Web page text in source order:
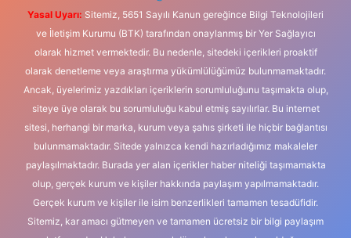
Yasal Uyarı: Sitemiz, 5651 Sayılı Kanun gereğince Bilgi Teknolojileri
ve İletişim Kurumu (BTK) tarafından onaylanmış bir Yer Sağlayıcı
olarak hizmet vermektedir. Bu nedenle, sitedeki içerikleri proaktif
olarak denetleme veya araştırma yükümlülüğümüz bulunmamaktadır.
Ancak, üyelerimiz yazdıkları içeriklerin sorumluluğunu taşımakta olup,
siteye üye olarak bu sorumluluğu kabul etmiş sayılırlar. Bu internet
sitesi, herhangi bir marka, kurum veya şahıs şirketi ile hiçbir bağlantısı
bulunmamaktadır. Sitede yalnızca kendi hazırladığımız makaleler
paylaşılmaktadır. Burada yer alan içerikler haber niteliği taşımamakta
olup, gerçek kurum ve kişiler hakkında paylaşım yapılmamaktadır.
Gerçek kurum ve kişiler ile isim benzerlikleri tamamen tesadüfidir.
Sitemiz, kar amacı gütmeyen ve tamamen ücretsiz bir bilgi paylaşım